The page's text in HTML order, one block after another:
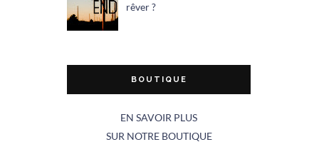
rêver ?
BOUTIQUE
EN SAVOIR PLUS
SUR NOTRE BOUTIQUE